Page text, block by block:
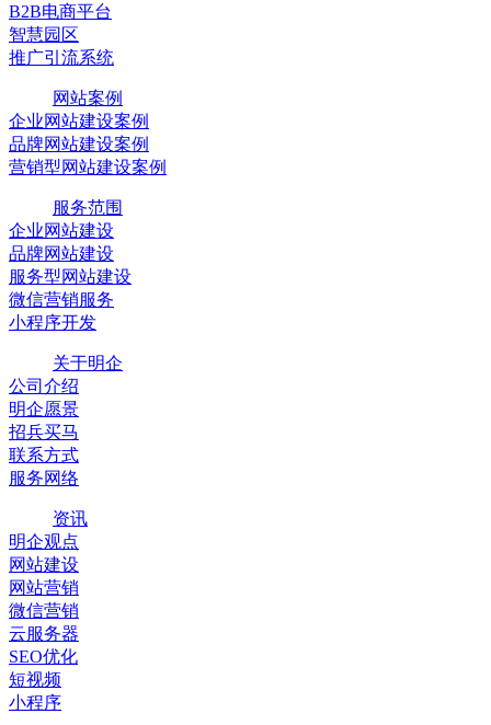
B2B电商平台
智慧园区
推广引流系统
网站案例
企业网站建设案例
品牌网站建设案例
营销型网站建设案例
服务范围
企业网站建设
品牌网站建设
服务型网站建设
微信营销服务
小程序开发
关于明企
公司介绍
明企愿景
招兵买马
联系方式
服务网络
资讯
明企观点
网站建设
网站营销
微信营销
云服务器
SEO优化
短视频
小程序